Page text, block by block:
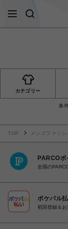
カテゴリー
条
TOP メンズファッシ
PARCOポ
全国の
ポケパル
初回登録＆